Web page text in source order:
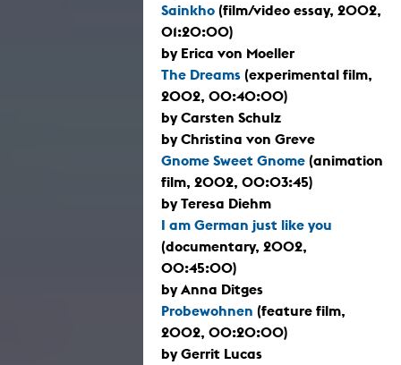
Sainkho (film/video essay, 2002,
01:20:00)
by Erica von Moeller
The Dreams (experimental film,
2002, 00:40:00)
by Carsten Schulz
by Christina von Greve
Gnome Sweet Gnome (animation
film, 2002, 00:03:45)
by Teresa Diehm
I am German just like you
(documentary, 2002,
00:45:00)
by Anna Ditges
Probewohnen (feature film,
2002, 00:20:00)
by Gerrit Lucas